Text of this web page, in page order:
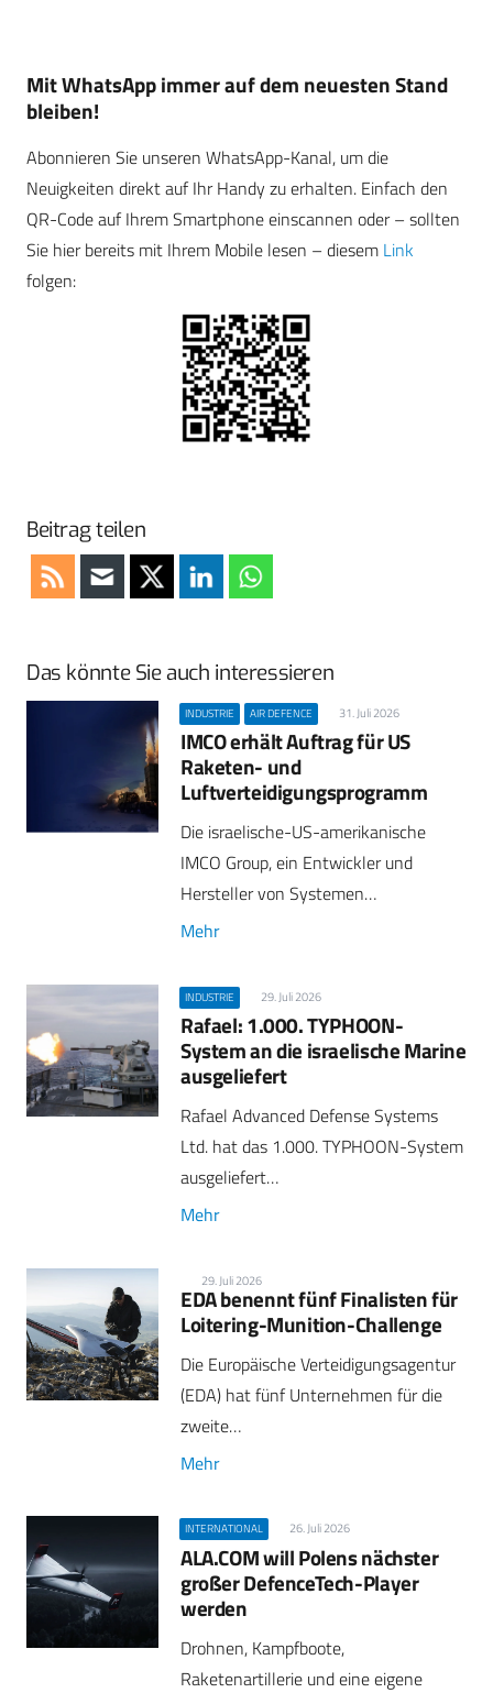
Mit WhatsApp immer auf dem neuesten Stand
bleiben!
Abonnieren Sie unseren WhatsApp-Kanal, um die
Neuigkeiten direkt auf Ihr Handy zu erhalten. Einfach den
QR-Code auf Ihrem Smartphone einscannen oder – sollten
Sie hier bereits mit Ihrem Mobile lesen – diesem Link
folgen:
Beitrag teilen
Das könnte Sie auch interessieren
INDUSTRIE AIR DEFENCE 31. Juli 2026
IMCO erhält Auftrag für US
Raketen- und
Luftverteidigungsprogramm
Die israelische-US-amerikanische
IMCO Group, ein Entwickler und
Hersteller von Systemen…
Mehr
INDUSTRIE 29. Juli 2026
Rafael: 1.000. TYPHOON-
System an die israelische Marine
ausgeliefert
Rafael Advanced Defense Systems
Ltd. hat das 1.000. TYPHOON-System
ausgeliefert…
Mehr
29. Juli 2026
EDA benennt fünf Finalisten für
Loitering-Munition-Challenge
Die Europäische Verteidigungsagentur
(EDA) hat fünf Unternehmen für die
zweite…
Mehr
INTERNATIONAL 26. Juli 2026
ALA.COM will Polens nächster
großer DefenceTech-Player
werden
Drohnen, Kampfboote,
Raketenartillerie und eine eigene